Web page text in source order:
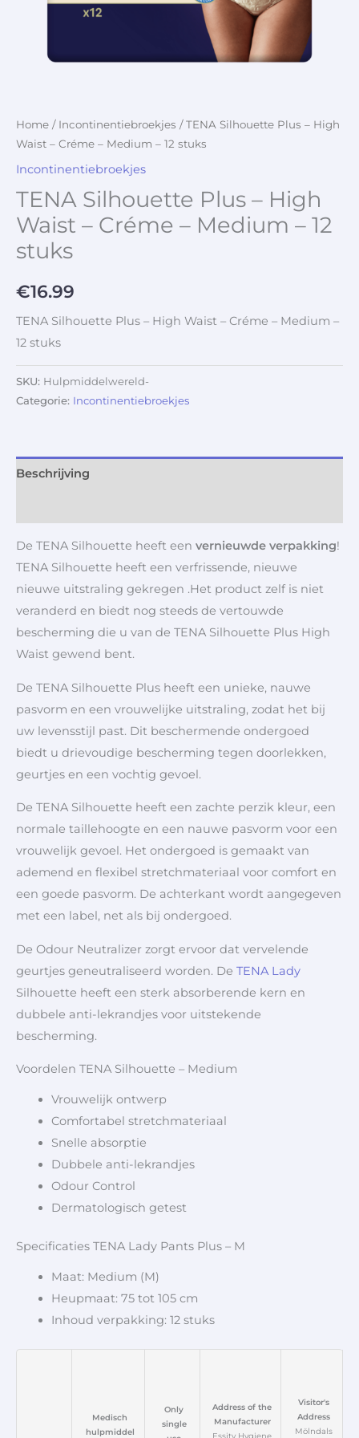
Home / Incontinentiebroekjes / TENA Silhouette Plus – High
Waist – Créme – Medium – 12 stuks
Incontinentiebroekjes
TENA Silhouette Plus – High
Waist – Créme – Medium – 12
stuks
€16.99
TENA Silhouette Plus – High Waist – Créme – Medium –
12 stuks
SKU: Hulpmiddelwereld-
Categorie: Incontinentiebroekjes
Beschrijving
De TENA Silhouette heeft een vernieuwde verpakking!
TENA Silhouette heeft een verfrissende, nieuwe
nieuwe uitstraling gekregen .Het product zelf is niet
veranderd en biedt nog steeds de vertouwde
bescherming die u van de TENA Silhouette Plus High
Waist gewend bent.
De TENA Silhouette Plus heeft een unieke, nauwe
pasvorm en een vrouwelijke uitstraling, zodat het bij
uw levensstijl past. Dit beschermende ondergoed
biedt u drievoudige bescherming tegen doorlekken,
geurtjes en een vochtig gevoel.
De TENA Silhouette heeft een zachte perzik kleur, een
normale taillehoogte en een nauwe pasvorm voor een
vrouwelijk gevoel. Het ondergoed is gemaakt van
ademend en flexibel stretchmateriaal voor comfort en
een goede pasvorm. De achterkant wordt aangegeven
met een label, net als bij ondergoed.
De Odour Neutralizer zorgt ervoor dat vervelende
geurtjes geneutraliseerd worden. De TENA Lady
Silhouette heeft een sterk absorberende kern en
dubbele anti-lekrandjes voor uitstekende
bescherming.
Voordelen TENA Silhouette – Medium
Vrouwelijk ontwerp
Comfortabel stretchmateriaal
Snelle absorptie
Dubbele anti-lekrandjes
Odour Control
Dermatologisch getest
Specificaties TENA Lady Pants Plus – M
Maat: Medium (M)
Heupmaat: 75 tot 105 cm
Inhoud verpakking: 12 stuks
Medisch
hulpmiddel
Only
single
Address of the
Manufacturer
Essity Hygiene
Visitor's
Address
Mölndals